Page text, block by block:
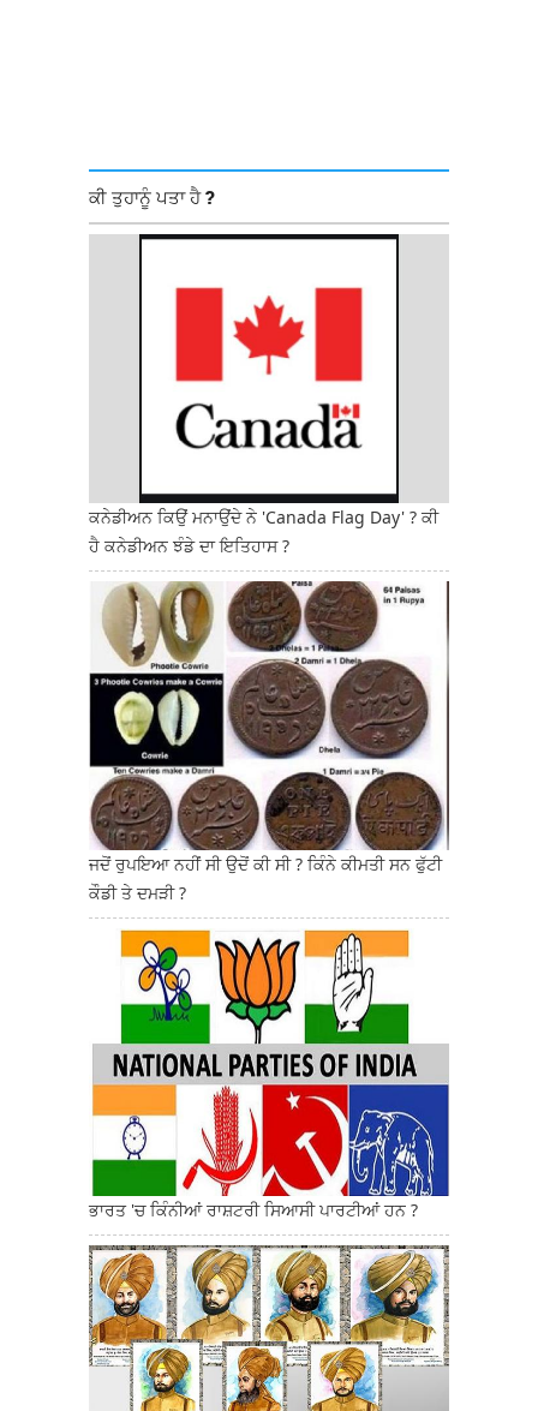
ਕੀ ਤੁਹਾਨੂੰ ਪਤਾ ਹੈ ?
ਕਨੇਡੀਅਨ ਕਿਉਂ ਮਨਾਉਂਦੇ ਨੇ 'Canada Flag Day' ? ਕੀ
ਹੈ ਕਨੇਡੀਅਨ ਝੰਡੇ ਦਾ ਇਤਿਹਾਸ ?
ਜਦੋਂ ਰੁਪਇਆ ਨਹੀਂ ਸੀ ਉਦੋਂ ਕੀ ਸੀ ? ਕਿੰਨੇ ਕੀਮਤੀ ਸਨ ਫੁੱਟੀ
ਕੌਡੀ ਤੇ ਦਮੜੀ ?
ਭਾਰਤ 'ਚ ਕਿੰਨੀਆਂ ਰਾਸ਼ਟਰੀ ਸਿਆਸੀ ਪਾਰਟੀਆਂ ਹਨ ?